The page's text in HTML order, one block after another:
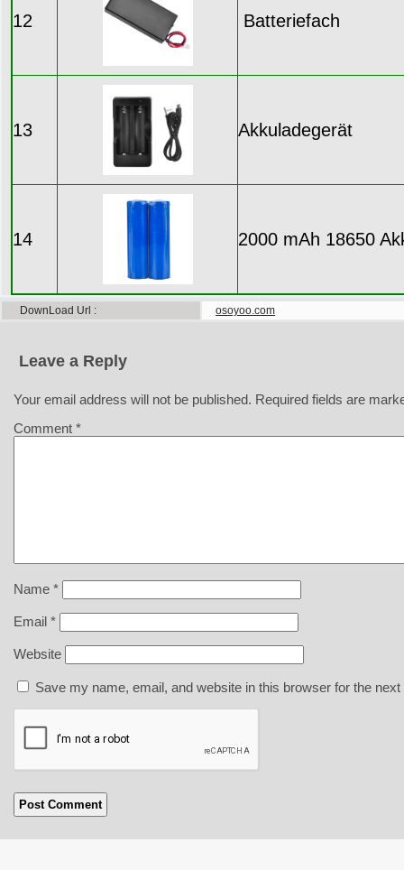
12 Batteriefach
13 Akkuladegerät
14 2000 mAh 18650
DownLoad Url osoyoo.com
Leave a Reply
Your email address will not be published. Required fields are
Comment *
Name *
Email *
Website
Save my name, email, and website in this browser for the